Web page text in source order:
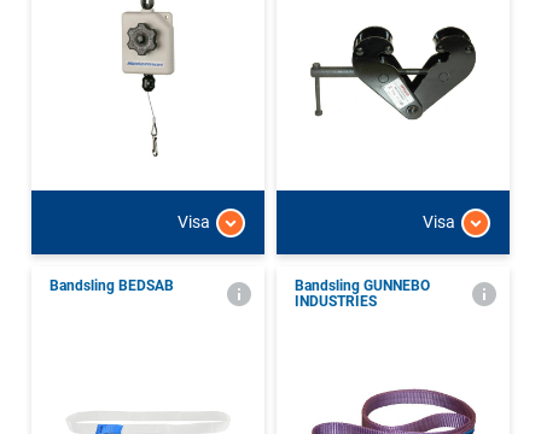
Visa Visa
Bandsling BEDSAB
Bandsling GUNNEBO
INDUSTRIES